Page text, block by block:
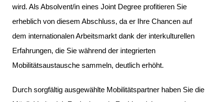
wird. Als Absolvent/in eines Joint Degree profitieren Sie
erheblich von diesem Abschluss, da er Ihre Chancen auf
dem internationalen Arbeitsmarkt dank der interkulturellen
Erfahrungen, die Sie während der integrierten
Mobilitätsaustausche sammeln, deutlich erhöht.
Durch sorgfältig ausgewählte Mobilitätspartner haben Sie die